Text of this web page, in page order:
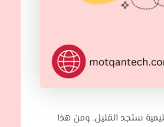
ستجد القليل. ومن هذا